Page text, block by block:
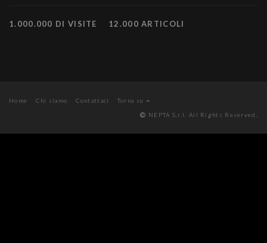
1.000.000 DI VISITE 12.000 ARTICOLI
Home Chi siamo Contattaci
Torna su
NEPTA S.r.l. All Rights Reserved.